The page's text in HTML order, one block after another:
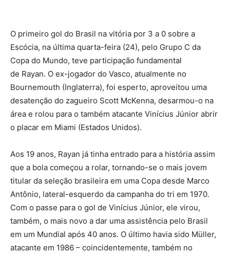
O primeiro gol do Brasil na vitória por 3 a 0 sobre a
Escócia, na última quarta-feira (24), pelo Grupo C da
Copa do Mundo, teve participação fundamental
de Rayan. O ex-jogador do Vasco, atualmente no
Bournemouth (Inglaterra), foi esperto, aproveitou uma
desatenção do zagueiro Scott McKenna, desarmou-o na
área e rolou para o também atacante Vinícius Júnior abrir
o placar em Miami (Estados Unidos).
Aos 19 anos, Rayan já tinha entrado para a história assim
que a bola começou a rolar, tornando-se o mais jovem
titular da seleção brasileira em uma Copa desde Marco
Antônio, lateral-esquerdo da campanha do tri em 1970.
Com o passe para o gol de Vinícius Júnior, ele virou,
também, o mais novo a dar uma assistência pelo Brasil
em um Mundial após 40 anos. O último havia sido Müller,
atacante em 1986 – coincidentemente, também no